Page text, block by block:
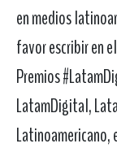
en medios
favor escribir en
Premios
LatamDigital,
Latinoamericano,